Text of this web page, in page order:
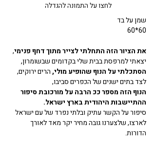
לחצו על התמונה להגדלה
שמן על בד
60*60
את הציור הזה התחלתי לצייר מתוך דחף פנימי,
יצאתי למרפסת בבית שלי בקדומים שבשומרון,
הסתכלתי על הנוף שהופיע מולי, הרים ירוקים,
לצד בתים ישנים של הכפרים סביבו,
הנוף הזה מספר ככ הרבה על מורכובת סיפור
ההתיישבות היהודית בארץ ישראל.
סיפור על הקשר עתיק ובלתי נפרד של עם ישראל
לארצו, שלצערנו גובה מחיר יקר מאד לאורך
הדורות.